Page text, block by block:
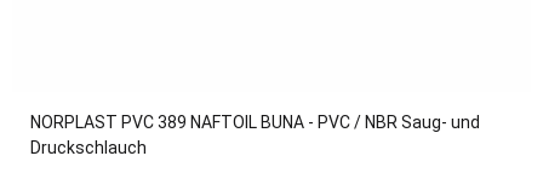
NORPLAST PVC 389 NAFTOIL BUNA - PVC / NBR Saug- und
Druckschlauch